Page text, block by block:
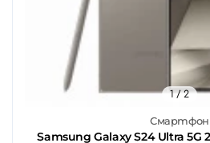
Смартфон
Samsung Galaxy S24 Ultra 5G
1/ 2